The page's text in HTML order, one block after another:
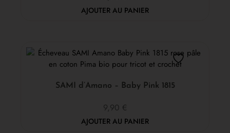
AJOUTER AU PANIER
SAMI d’Amano – Baby Pink 1815
9,90 €
AJOUTER AU PANIER